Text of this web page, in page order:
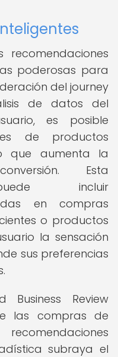
recomendaciones
poderosas para
del journey
de datos del
es posible
de productos
que aumenta la
Esta
incluir
en compras
o productos
la sensación
sus preferencias
Review
las compras de
subraya el